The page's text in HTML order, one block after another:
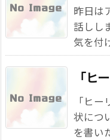
昨日は
話しし
気を付
「ヒ
「ヒ
状につ
を書い